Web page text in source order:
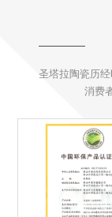
圣塔拉陶瓷历
消费